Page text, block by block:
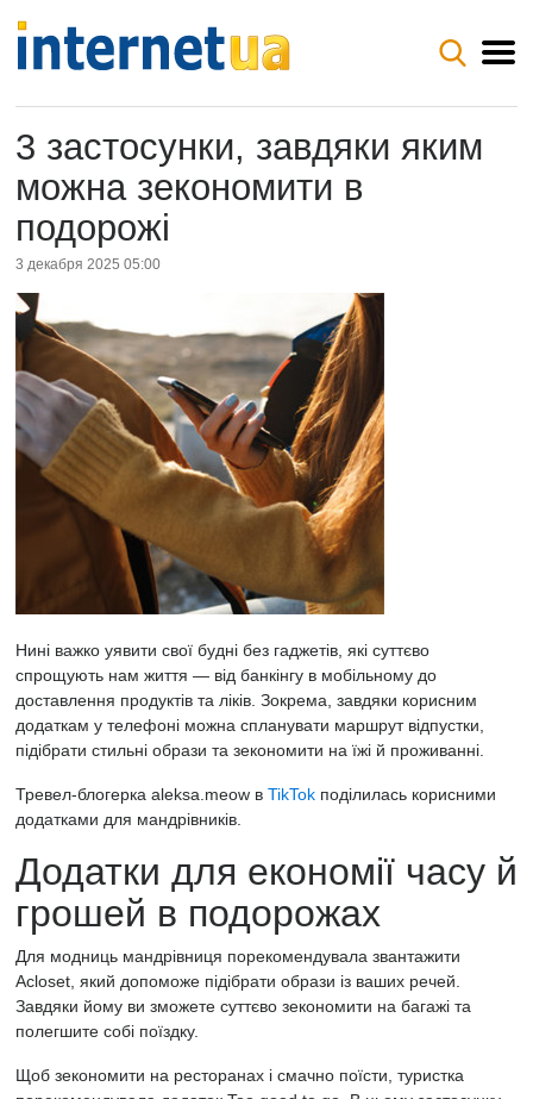
3 застосунки, завдяки яким
можна зекономити в
подорожі
3 декабря 2025 05:00
Нині важко уявити свої будні без гаджетів, які суттєво
спрощують нам життя — від банкінгу в мобільному до
доставлення продуктів та ліків. Зокрема, завдяки корисним
додаткам у телефоні можна спланувати маршрут відпустки,
підібрати стильні образи та зекономити на їжі й проживанні.
Тревел-блогерка aleksa.meow в TikTok поділилась корисними
додатками для мандрівників.
Додатки для економії часу й
грошей в подорожах
Для модниць мандрівниця порекомендувала звантажити
Acloset, який допоможе підібрати образи із ваших речей.
Завдяки йому ви зможете суттєво зекономити на багажі та
полегшите собі поїздку.
Щоб зекономити на ресторанах і смачно поїсти, туристка